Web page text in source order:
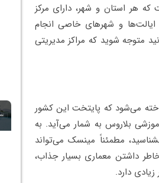
که هر استان و شهر، دارای مرکز
و شهرهای خاصی انجام
متوجه شوید که مراکز مدیریتی
می‌شود که پایتخت این کشور
بلاروس به شمار می‌آید. به
مطمئناً مینسک می‌تواند
داشتن معماری بسیار جذاب،
دارد.